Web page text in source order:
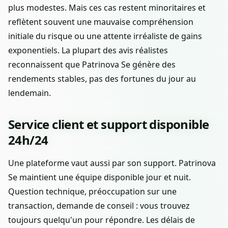
plus modestes. Mais ces cas restent minoritaires et
reflètent souvent une mauvaise compréhension
initiale du risque ou une attente irréaliste de gains
exponentiels. La plupart des avis réalistes
reconnaissent que Patrinova Se génère des
rendements stables, pas des fortunes du jour au
lendemain.
Service client et support disponible
24h/24
Une plateforme vaut aussi par son support. Patrinova
Se maintient une équipe disponible jour et nuit.
Question technique, préoccupation sur une
transaction, demande de conseil : vous trouvez
toujours quelqu'un pour répondre. Les délais de